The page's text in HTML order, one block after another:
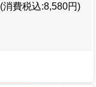
(消費税込:8,580円)